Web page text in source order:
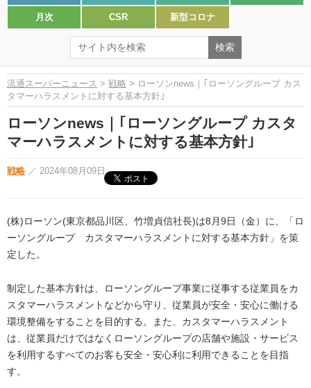
月次 CSR 新型コロナ
流通スーパーニュース > 戦略 > ローソンnews｜｢ローソングループ カス
タマーハラスメントに対する基本方針｣
ローソンnews｜｢ローソングループ カスタ
マーハラスメントに対する基本方針｣
戦略 ／ 2024年08月09日
(株)ローソン(東京都品川区、竹増貞信社長)は8月9日（金）に、「ロ
ーソングループ カスタマーハラスメントに対する基本方針」を策
定した。
制定した基本方針は、ローソングループ事業に従事する従業員をカ
スタマーハラスメントなどから守り、従業員が安全・安心に働ける
環境整備をすることを目的する。また、カスタマーハラスメント
は、従業員だけではなくローソングループの店舗や施設・サービス
を利用するすべてのお客も安全・安心利に利用できることを目指
す。